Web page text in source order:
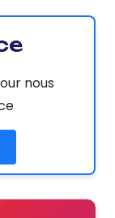
nous